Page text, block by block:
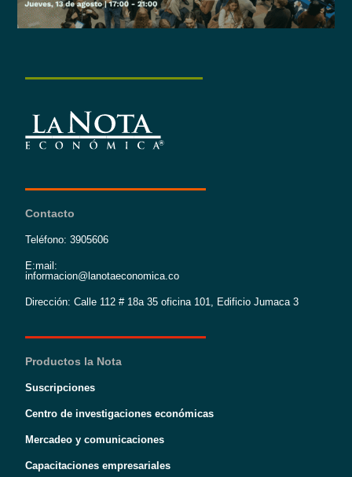
Contacto
Teléfono: 3905606
E:mail:
informacion@lanotaeconomica.co
Dirección: Calle 112 # 18a 35 oficina 101, Edificio Jumaca 3
Productos la Nota
Suscripciones
Centro de investigaciones económicas
Mercadeo y comunicaciones
Capacitaciones empresariales